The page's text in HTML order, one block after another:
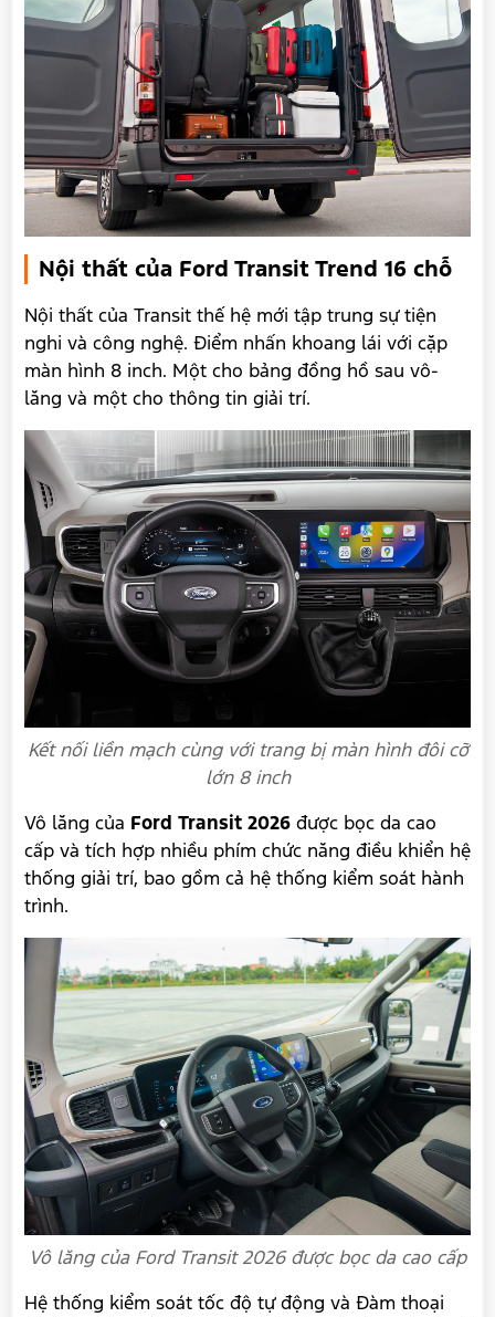
Nội thất của Ford Transit Trend 16 chỗ
Nội thất của Transit thế hệ mới tập trung sự tiện
nghi và công nghệ. Điểm nhấn khoang lái với cặp
màn hình 8 inch. Một cho bảng đồng hồ sau vô-
lăng và một cho thông tin giải trí.
Kết nối liền mạch cùng với trang bị màn hình đôi cỡ
lớn 8 inch
Vô lăng của Ford Transit 2026 được bọc da cao
cấp và tích hợp nhiều phím chức năng điều khiển hệ
thống giải trí, bao gồm cả hệ thống kiểm soát hành
trình.
Vô lăng của Ford Transit 2026 được bọc da cao cấp
Hệ thống kiểm soát tốc độ tự động và Đàm thoại